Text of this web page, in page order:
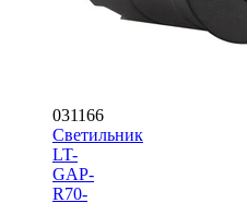
031166
Светильник
LT-
GAP-
R70-